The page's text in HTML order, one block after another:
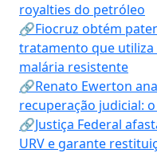
royalties do petróleo
🔗Fiocruz obtém
tratamento que
malária resistente
🔗Renato Ewerton
recuperação judicial:
🔗Justiça Federal
URV e garante